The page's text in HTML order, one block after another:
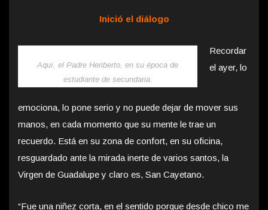
Inició el diálogo
Aquí, el Padre Heriberto, en su época de
estudiante de secundaria.
Recordar
el ayer, lo
emociona, lo pone serio y no puede dejar de mover sus
manos, en cada momento que su mente le trae un
recuerdo. Está en su zona de confort, en su oficina,
resguardado ante la mirada inerte de varios santos, la
Virgen de Guadalupe y claro es, San Cayetano.
“Fue una niñez corta, en el sentido porque desde chico me